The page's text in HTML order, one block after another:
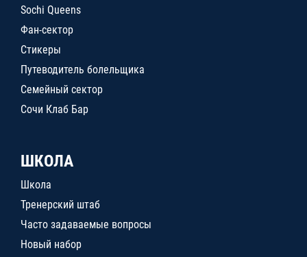
Sochi Queens
Фан-сектор
Стикеры
Путеводитель болельщика
Семейный сектор
Сочи Клаб Бар
ШКОЛА
Школа
Тренерский штаб
Часто задаваемые вопросы
Новый набор